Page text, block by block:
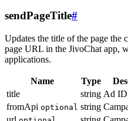
sendPageTitle#
Updates the title of the page the
page URL in the JivoChat app,
applications.
Name Type
title
string Ad ID
fromApi optional string